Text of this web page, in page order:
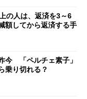
の人は、返済を3～6
額してから返済する手
今 「ペルチェ素子」
乗り切れる？